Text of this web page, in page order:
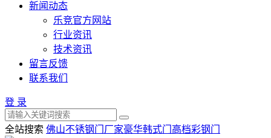
新闻动态
乐竞官方网站
行业资讯
技术资讯
留言反馈
联系我们
登 录
全站搜索 佛山不锈钢门厂家豪华韩式门 高档彩钢门